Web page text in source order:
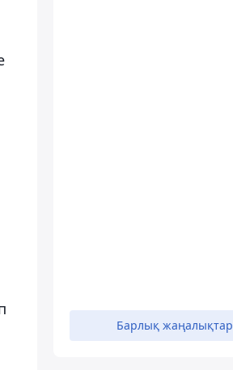
Барлық жаңалықтар